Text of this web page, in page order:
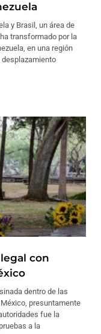
y Brasil, un área de
transformado por la
en una región
con
dentro de las
presuntamente
fue la
a la